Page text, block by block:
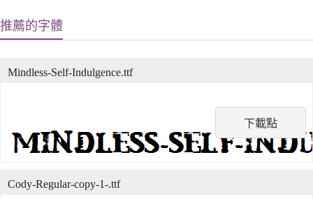
推薦的字體
下載點
Mindless-Self-Indulgence.ttf
Cody-Regular-copy-1-.ttf